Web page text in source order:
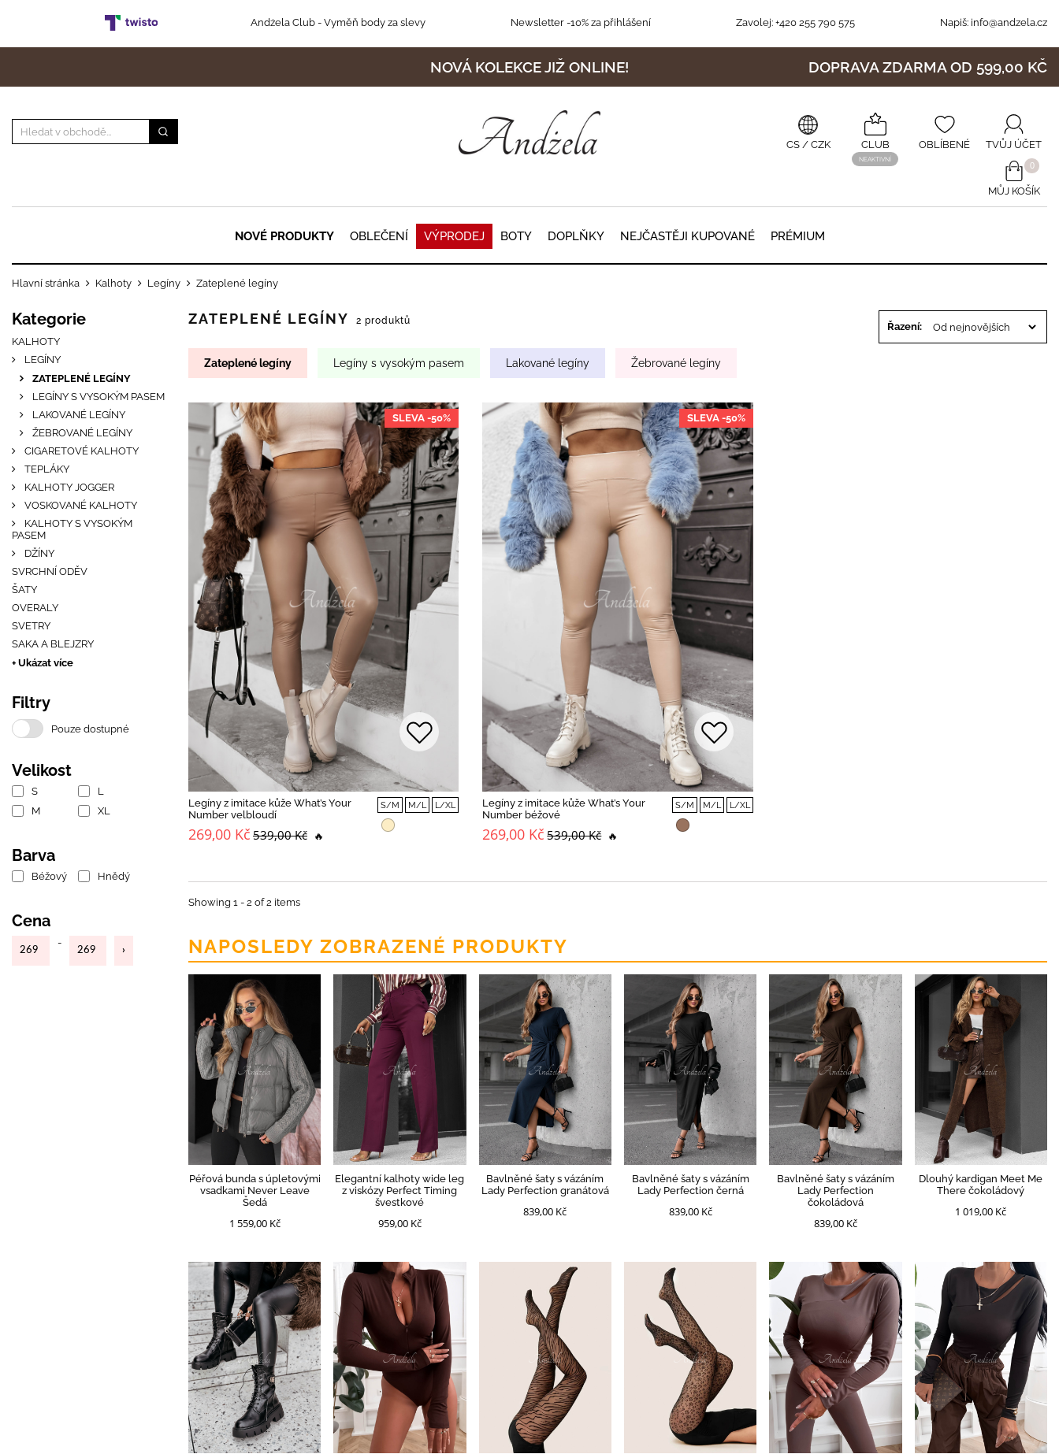
Andżela Club- Vyměň body za slevy Newsletter-10% za přihlášení Zavolej:+420 255 790 575 Napiš: info@andzela.cz
NOVÁ KOLEKCE JIŽ ONLINE! DOPRAVA ZDARMA OD 599,00 KČ
CS/ CZK CLUB
NEAKTIVNÍ
OBLÍBENÉ TVŮJ ÚČET
0
MŮJ KOŠÍK
NOVÉ PRODUKTY OBLEČENÍ VÝPRODEJ BOTY DOPLŇKY NEJČASTĚJI KUPOVANÉ PRÉMIUM
Hlavní stránka Kalhoty Legíny Zateplené legíny
Kategorie
KALHOTY
LEGÍNY
ZATEPLENÉ LEGÍNY
LEGÍNY S VYSOKÝM PASEM
LAKOVANÉ LEGÍNY
ŽEBROVANÉ LEGÍNY
CIGARETOVÉ KALHOTY
TEPLÁKY
KALHOTY JOGGER
VOSKOVANÉ KALHOTY
KALHOTY S VYSOKÝM
PASEM
DŽÍNY
SVRCHNÍ ODĚV
ŠATY
OVERALY
SVETRY
SAKA A BLEJZRY
+ Ukázat více
Filtry
Pouze dostupné
Velikost
S
M
L
XL
Barva
Béžový Hnědý
Cena
-
ZATEPLENÉ LEGÍNY 2 produktů
Zateplené legíny Legíny s vysokým pasem Lakované legíny Žebrované legíny
Řazení:
SLEVA -50%
Legíny z imitace kůže What’s Your
Number velbloudí
269,00 Kč 539,00 Kč 🔥
S/M M/L L/XL
SLEVA -50%
Legíny z imitace kůže What’s Your
Number béžové
269,00 Kč 539,00 Kč 🔥
S/M M/L L/XL
Showing 1 - 2 of 2 items
NAPOSLEDY ZOBRAZENÉ PRODUKTY
Péřová bunda s úpletovými
vsadkami Never Leave
Šedá
1 559,00 Kč
Elegantní kalhoty wide leg
z viskózy Perfect Timing
švestkové
959,00 Kč
Bavlněné šaty s vázáním
Lady Perfection granátová
839,00 Kč
Bavlněné šaty s vázáním
Lady Perfection černá
839,00 Kč
Bavlněné šaty s vázáním
Lady Perfection
čokoládová
839,00 Kč
Dlouhý kardigan Meet Me
There čokoládový
1 019,00 Kč